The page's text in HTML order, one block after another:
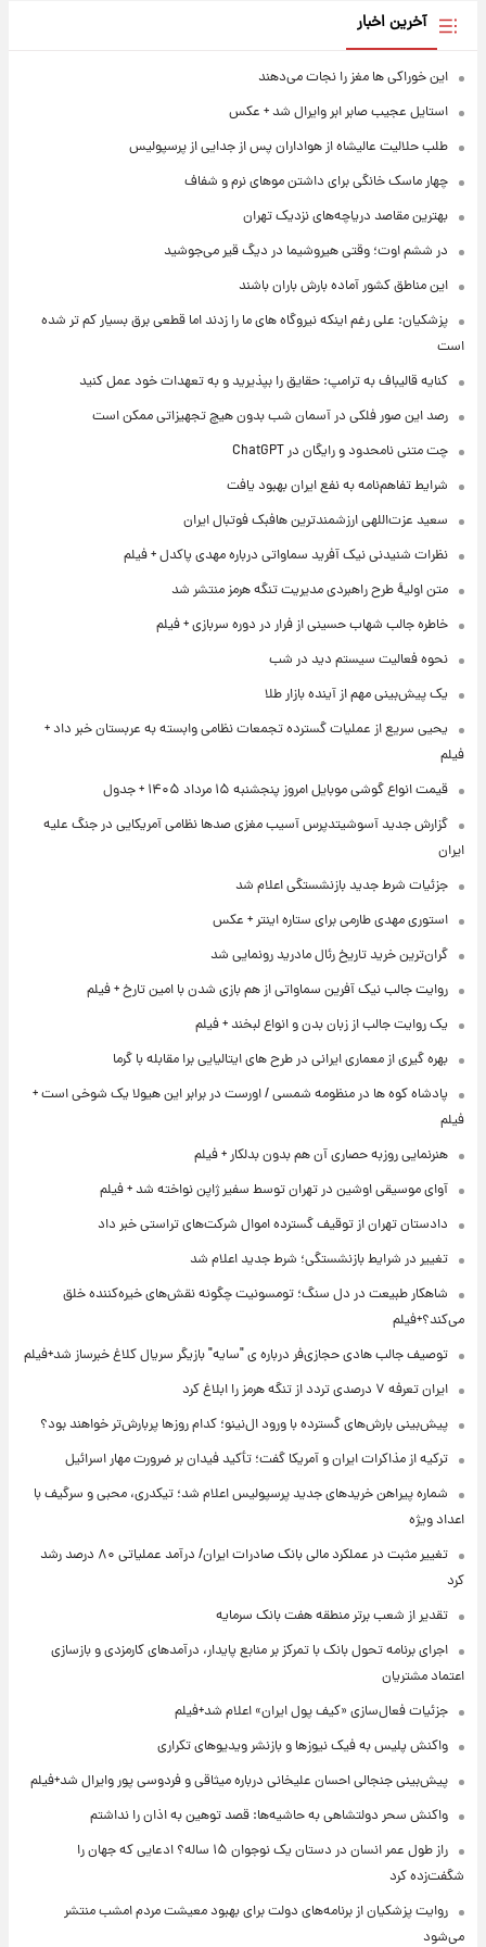
آخرین اخبار
این خوراکی ها مغز را نجات می‌دهند
استایل عجیب صابر ابر وایرال شد + عکس
طلب حلالیت عالیشاه از هواداران پس از جدایی از پرسپولیس
چهار ماسک خانگی برای داشتن موهای نرم و شفاف
بهترین مقاصد دریاچه‌های نزدیک تهران
در ششم اوت؛ وقتی هیروشیما در دیگ قیر می‌جوشید
این مناطق کشور آماده بارش باران باشند
پزشکیان: علی رغم اینکه نیروگاه های ما را زدند اما قطعی برق بسیار کم تر شده
است
کنایه قالیباف به ترامپ: حقایق را بپذیرید و به تعهدات خود عمل کنید
رصد این صور فلکی در آسمان شب بدون هیچ تجهیزاتی ممکن است
چت متنی نامحدود و رایگان در ChatGPT
شرایط تفاهم‌نامه به نفع ایران بهبود یافت
سعید عزت‌اللهی ارزشمندترین هافبک فوتبال ایران
نظرات شنیدنی نیک آفرید سماواتی درباره مهدی پاکدل + فیلم
متن اولیۀ طرح راهبردی مدیریت تنگه هرمز منتشر شد
خاطره جالب شهاب حسینی از فرار در دوره سربازی + فیلم
نحوه فعالیت سیستم دید در شب
یک پیش‌بینی مهم از آینده بازار طلا
یحیی سریع از عملیات گسترده تجمعات نظامی وابسته به عربستان خبر داد +
فیلم
قیمت انواع گوشی موبایل امروز پنجشنبه ۱۵ مرداد ۱۴۰۵ + جدول
گزارش جدید آسوشیتدپرس آسیب مغزی صدها نظامی آمریکایی در جنگ علیه
ایران
جزئیات شرط جدید بازنشستگی اعلام شد
استوری مهدی طارمی برای ستاره اینتر + عکس
گران‌ترین خرید تاریخ رئال مادرید رونمایی شد
روایت جالب نیک آفرین سماواتی از هم بازی شدن با امین تارخ + فیلم
یک روایت جالب از زبان بدن و انواع لبخند + فیلم
بهره گیری از معماری ایرانی در طرح های ایتالیایی برا مقابله با گرما
پادشاه کوه ها در منظومه شمسی / اورست در برابر این هیولا یک شوخی است +
فیلم
هنرنمایی روزبه حصاری آن هم بدون بدلکار + فیلم
آوای موسیقی اوشین در تهران توسط سفیر ژاپن نواخته شد + فیلم
دادستان تهران از توقیف گسترده اموال شرکت‌های تراستی خبر داد
تغییر در شرایط بازنشستگی؛ شرط جدید اعلام شد
شاهکار طبیعت در دل سنگ؛ تومسونیت چگونه نقش‌های خیره‌کننده خلق
می‌کند؟+فیلم
توصیف جالب هادی حجازی‌فر درباره ی "سایه" بازیگر سریال کلاغ خبرساز شد+فیلم
ایران تعرفه ۷ درصدی تردد از تنگه هرمز را ابلاغ کرد
پیش‌بینی بارش‌های گسترده با ورود ال‌نینو؛ کدام روزها پربارش‌تر خواهند بود؟
ترکیه از مذاکرات ایران و آمریکا گفت؛ تأکید فیدان بر ضرورت مهار اسرائیل
شماره پیراهن خریدهای جدید پرسپولیس اعلام شد؛ تیکدری، محبی و سرگیف با
اعداد ویژه
تغییر مثبت در عملکرد مالی بانک صادرات ایران/ درآمد عملیاتی ۸۰ درصد رشد
کرد
تقدیر از شعب برتر منطقه هفت بانک سرمایه
اجرای برنامه تحول بانک با تمرکز بر منابع پایدار، درآمدهای کارمزدی و بازسازی
اعتماد مشتریان
جزئیات فعال‌سازی «کیف پول ایران» اعلام شد+فیلم
واکنش پلیس به فیک نیوزها و بازنشر ویدیوهای تکراری
پیش‌بینی جنجالی احسان علیخانی درباره میثاقی و فردوسی پور وایرال شد+فیلم
واکنش سحر دولتشاهی به حاشیه‌ها: قصد توهین به اذان را نداشتم
راز طول عمر انسان در دستان یک نوجوان ۱۵ ساله؟ ادعایی که جهان را
شگفت‌زده کرد
روایت پزشکیان از برنامه‌های دولت برای بهبود معیشت مردم امشب منتشر
می‌شود